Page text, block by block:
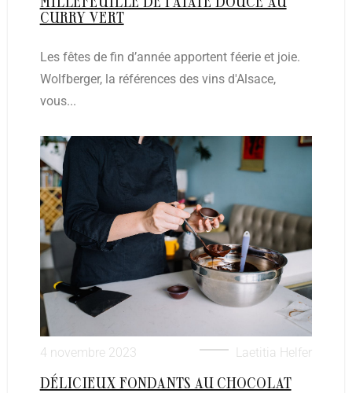
CURRY VERT
Les fêtes de fin d’année apportent féerie et joie.
Wolfberger, la références des vins d'Alsace,
vous...
4 novembre 2023 Laetitia Helfer
DÉLICIEUX FONDANTS AU CHOCOLAT